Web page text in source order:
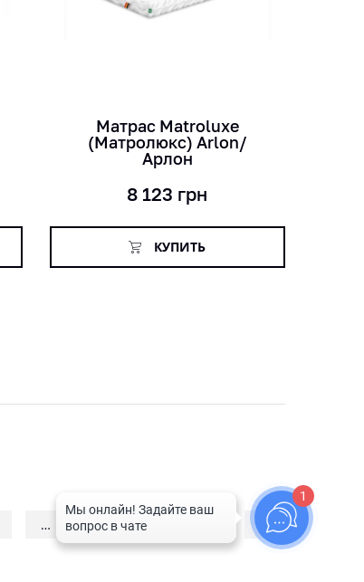
Матраc Matroluxe
(Матролюкс) Arlon/
Арлон
8 123 грн
КУПИТЬ
… 31 →
1